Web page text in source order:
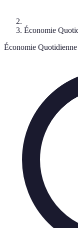
Économie
Économie Quotidienne